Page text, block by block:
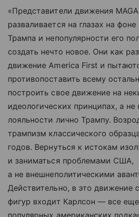
«Представители движения
разваливается на глазах на
Трампа и непопулярности его
создать нечто новое. Они как
движение America First и
противопоставить всему
построить свое движение на
идеологических принципах, а не
лояльности лично Трампу.
трампизм классического
годов. Вернуться к истокам
и заниматься проблемами США,
а не внешнеполитическими
Действительно, в это движение
фигур входит Карлсон — все